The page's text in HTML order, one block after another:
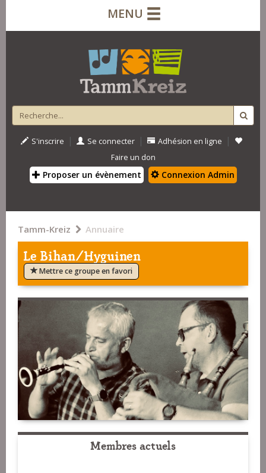
MENU
S'inscrire | Se connecter | Adhésion en ligne |
Faire un don
Proposer un évènement Connexion Admin
Tamm-Kreiz Annuaire
Le Bihan/Hyguinen
Mettre ce groupe en favori
Membres actuels